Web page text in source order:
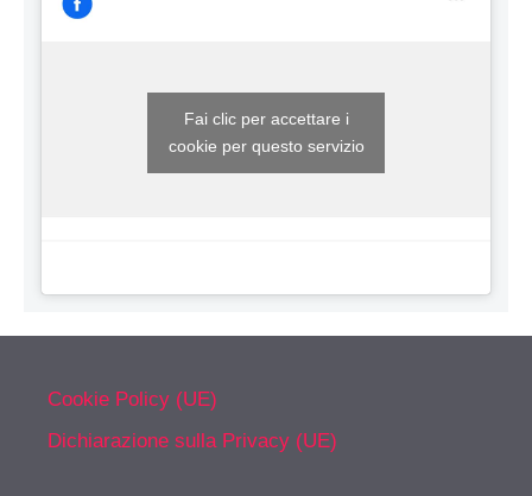
Fai clic per accettare i
cookie per questo servizio
Cookie Policy (UE)
Dichiarazione sulla Privacy (UE)